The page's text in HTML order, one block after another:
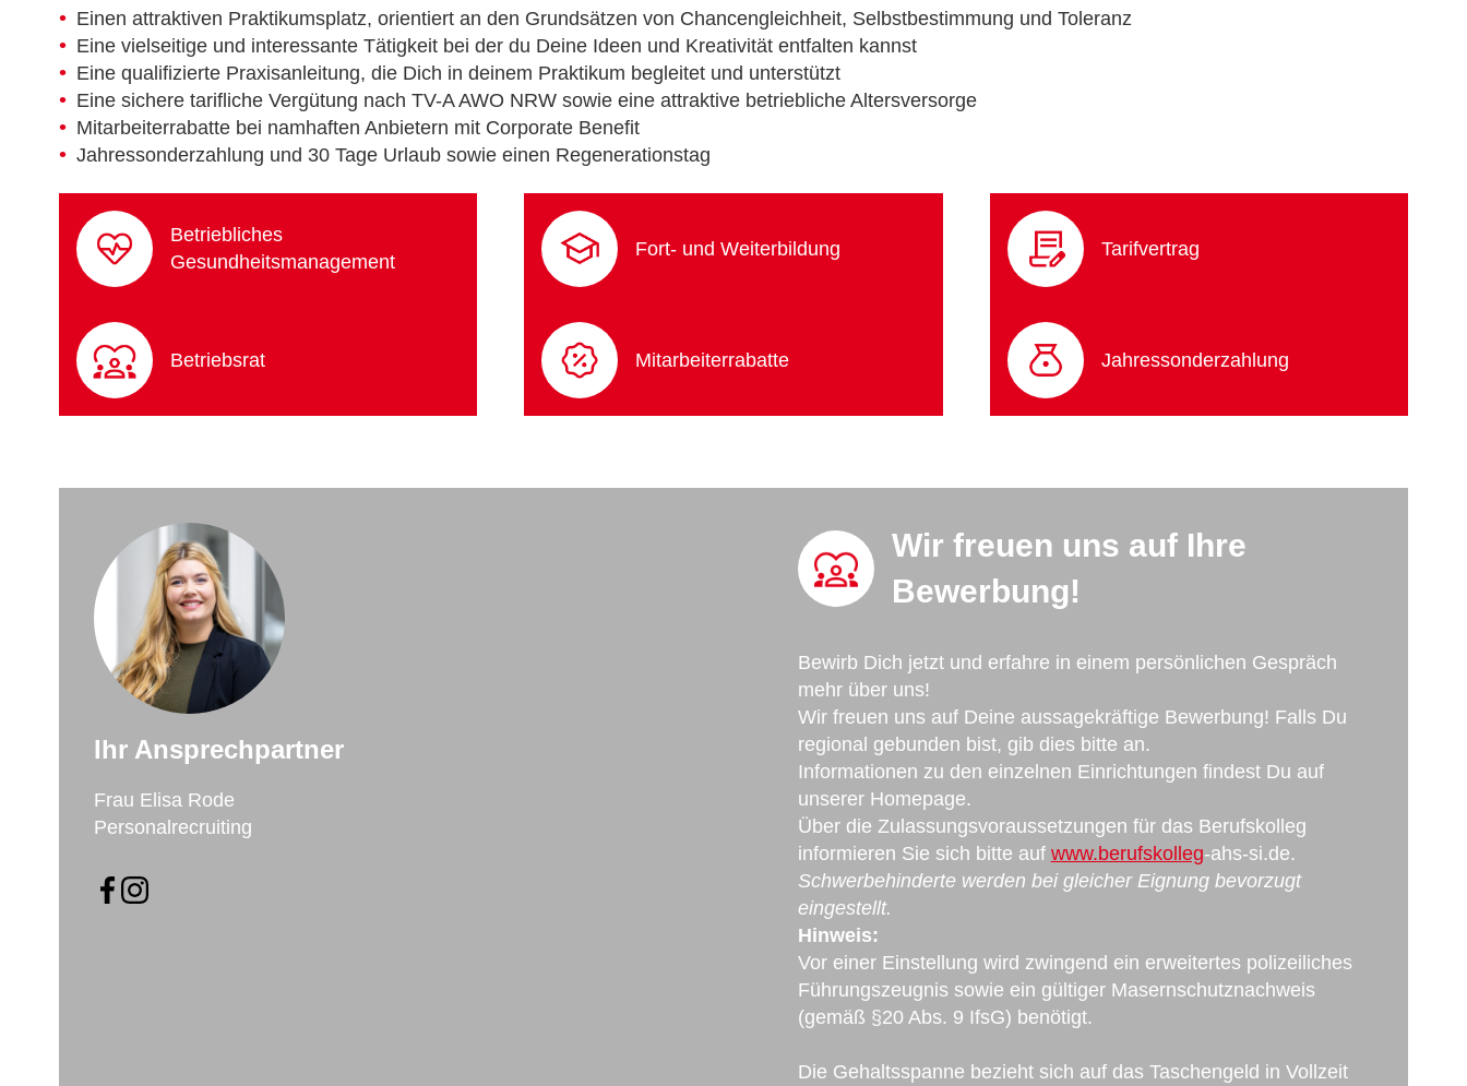
Einen attraktiven Praktikumsplatz, orientiert an den Grundsätzen von Chancengleichheit, Selbstbestimmung und Toleranz
Eine vielseitige und interessante Tätigkeit bei der du Deine Ideen und Kreativität entfalten kannst
Eine qualifizierte Praxisanleitung, die Dich in deinem Praktikum begleitet und unterstützt
Eine sichere tarifliche Vergütung nach TV-A AWO NRW sowie eine attraktive betriebliche Altersversorge
Mitarbeiterrabatte bei namhaften Anbietern mit Corporate Benefit
Jahressonderzahlung und 30 Tage Urlaub sowie einen Regenerationstag
Betriebliches
Gesundheitsmanagement
Fort- und Weiterbildung Tarifvertrag
Betriebsrat Mitarbeiterrabatte Jahressonderzahlung
Ihr Ansprechpartner
Frau Elisa Rode
Personalrecruiting
Wir freuen uns auf Ihre
Bewerbung!
Bewirb Dich jetzt und erfahre in einem persönlichen Gespräch
mehr über uns!
Wir freuen uns auf Deine aussagekräftige Bewerbung! Falls Du
regional gebunden bist, gib dies bitte an.
Informationen zu den einzelnen Einrichtungen findest Du auf
unserer Homepage.
Über die Zulassungsvoraussetzungen für das Berufskolleg
informieren Sie sich bitte auf www.berufskolleg-ahs-si.de.
Schwerbehinderte werden bei gleicher Eignung bevorzugt
eingestellt.
Hinweis:
Vor einer Einstellung wird zwingend ein erweitertes polizeiliches
Führungszeugnis sowie ein gültiger Masernschutznachweis
(gemäß §20 Abs. 9 IfsG) benötigt.
Die Gehaltsspanne bezieht sich auf das Taschengeld in Vollzeit